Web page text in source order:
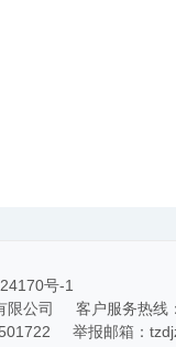
号-1
限公司 客户服务热
举报邮箱：